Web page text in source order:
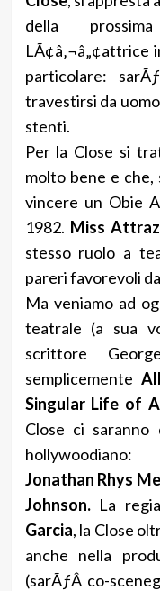
della
particolare:
travestirsi da
stenti.
Per la Close si
molto bene e
vincere un Obie
1982. Miss
stesso ruolo a
pareri favorevoli
Ma veniamo ad
teatrale (a sua
scrittore
semplicemente
Singular Life of
Close ci saranno
hollywoodiano:
Jonathan Rhys
Johnson.La
Garcia, la Close
anche nella
(sarÃƒÂ co-